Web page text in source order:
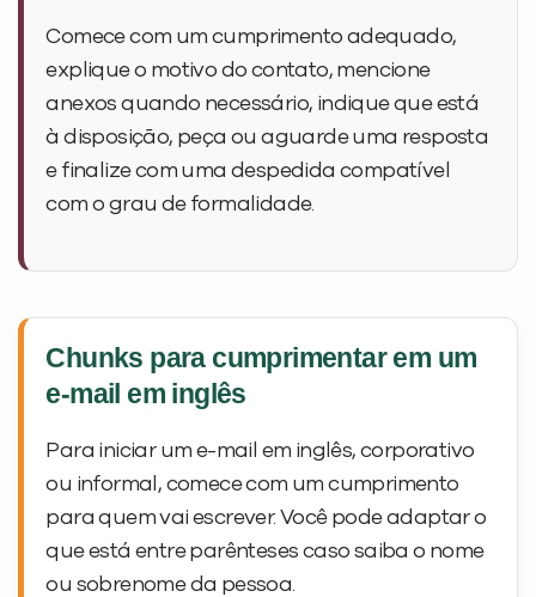
Comece com um cumprimento adequado,
explique o motivo do contato, mencione
anexos quando necessário, indique que está
à disposição, peça ou aguarde uma resposta
e finalize com uma despedida compatível
com o grau de formalidade.
Chunks para cumprimentar em um
e-mail em inglês
Para iniciar um e-mail em inglês, corporativo
ou informal, comece com um cumprimento
para quem vai escrever. Você pode adaptar o
que está entre parênteses caso saiba o nome
ou sobrenome da pessoa.